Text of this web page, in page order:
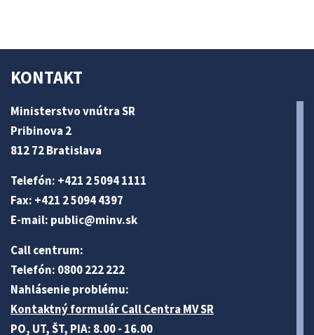
KONTAKT
Ministerstvo vnútra SR
Pribinova 2
812 72 Bratislava
Telefón: +421 2 5094 1111
Fax: +421 2 5094 4397
E-mail: public@minv.sk
Call centrum:
Telefón: 0800 222 222
Nahlásenie problému:
Kontaktný formulár Call Centra MV SR
PO, UT, ŠT, PIA: 8.00 - 16.00